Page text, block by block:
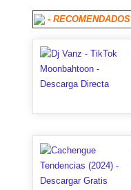
- RECOMENDADOS